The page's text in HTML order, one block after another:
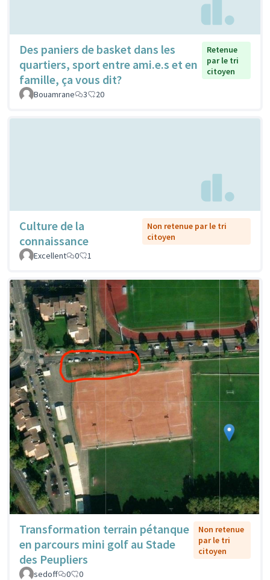
Des paniers de basket dans les
quartiers, sport entre ami.e.s et en
famille, ça vous dit?
Retenue
par le tri
citoyen
Bouamrane 3 20
Culture de la
connaissance
Non retenue par le tri
citoyen
Excellent
0 1
Transformation terrain pétanque
en parcours mini golf au Stade
des Peupliers
Non retenue
par le tri
citoyen
sedoff 0 0